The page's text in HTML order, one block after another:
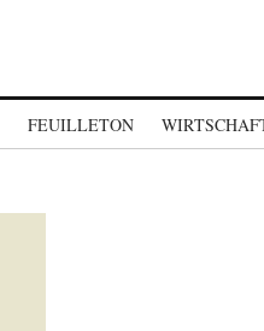
FEUILLETON